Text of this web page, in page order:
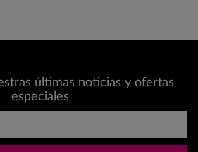
últimas noticias y ofertas
especiales